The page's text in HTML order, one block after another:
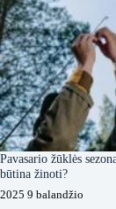
Pavasario žūklės
būtina žinoti?
2025 9 balandžio